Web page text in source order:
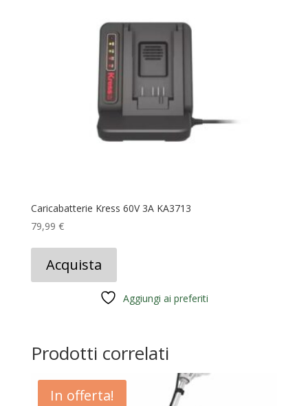
Caricabatterie Kress 60V 3A KA3713
79,99 €
Acquista
Aggiungi ai preferiti
Prodotti correlati
In offerta!